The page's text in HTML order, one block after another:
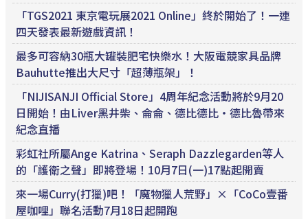
「TGS2021 東京電玩展2021 Online」終於開始了！一連
四天發表最新遊戲資訊！
最多可容納30瓶大罐裝肥宅快樂水！大阪電競家具品牌
Bauhutte推出大尺寸「超薄瓶架」！
「NIJISANJI Official Store」4周年紀念活動將於9月20
日開始！由Liver黑井柴、侖侖、德比德比・德比魯帶來
紀念直播
彩虹社所屬Ange Katrina、Seraph Dazzlegarden等人
的「護衛之聲」即將登場！10月7日(一)17點起開賣
來一場Curry(打獵)吧！「魔物獵人荒野」×「CoCo壹番
屋咖哩」聯名活動7月18日起開跑